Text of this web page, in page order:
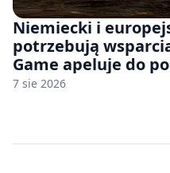
Niemiecki i
potrzebują
Game apeluje do
7 sie 2026